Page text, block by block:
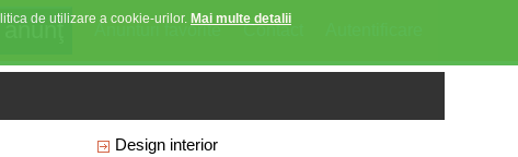
Contact
Anunturi favorite
Design interior
de utilizare a cookie-urilor. Mai multe detalii